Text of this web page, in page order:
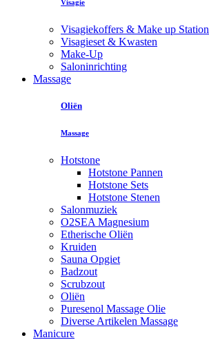
Visagie
Visagiekoffers & Make up
Visagieset & Kwasten
Make-Up
Saloninrichting
Massage
Oliën
Massage
Hotstone
Hotstone Pannen
Hotstone Sets
Hotstone Stenen
Salonmuziek
O2SEA Magnesium
Etherische Oliën
Kruiden
Sauna Opgiet
Badzout
Scrubzout
Oliën
Puresenol Massage Olie
Diverse Artikelen Massage
Manicure